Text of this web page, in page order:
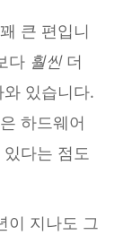
큰 편입니
다 훨씬더
있습니다.
하드웨어
다는 점도
이 지나도 그